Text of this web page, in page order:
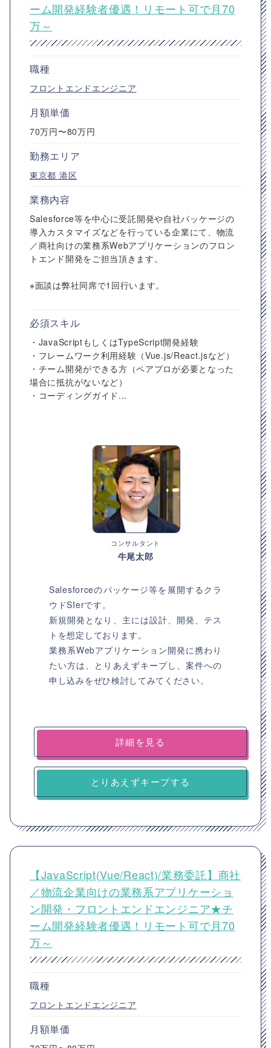
ーム開発経験者優遇！リモート可で月70
万～
職種
フロントエンドエンジニア
月額単価
70万円〜80万円
勤務エリア
東京都 港区
業務内容
Salesforce等を中心に受託開発や自社パッケージの
導入カスタマイズなどを行っている企業にて、物流
／商社向けの業務系Webアプリケーションのフロン
トエンド開発をご担当頂きます。
※面談は弊社同席で1回行います。
必須スキル
・JavaScriptもしくはTypeScript開発経験
・フレームワーク利用経験（Vue.js/React.jsなど）
・チーム開発ができる方（ペアプロが必要となった
場合に抵抗がないなど）
・コーディングガイド...
コンサルタント
牛尾太郎
Salesforceのパッケージ等を展開するクラ
ウドSIerです。
新規開発となり、主には設計、開発、テス
トを想定しております。
業務系Webアプリケーション開発に携わり
たい方は、とりあえずキープし、案件への
申し込みをぜひ検討してみてください。
詳細を見る
とりあえずキープする
【JavaScript(Vue/React)/業務委託】商社
／物流企業向けの業務系アプリケーショ
ン開発・フロントエンドエンジニア★チ
ーム開発経験者優遇！リモート可で月70
万～
職種
フロントエンドエンジニア
月額単価